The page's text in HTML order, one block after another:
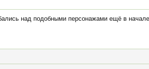
над подобными персонажами ещё в